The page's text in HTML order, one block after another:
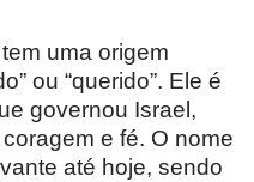
uma origem
ou “querido”. Ele é
governou Israel,
e fé. O nome
até hoje, sendo